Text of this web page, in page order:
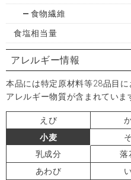
食物繊維
食塩相当量
アレルギー情報
本品には特定原材料等28品目
アレルギー物質が含まれていま
えび
小麦
乳成分
落
あわび